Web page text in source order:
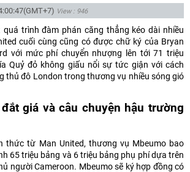
(GMT+7) View : 946
trình đàm phán căng thẳng kéo dài nhiều
cuối cùng cũng có được chữ ký của Bryan
với mức phí chuyển nhượng lên tới 71 triệu
Quỷ đỏ không giấu nổi sự tức giận với cách
thủ đô London trong thương vụ nhiều sóng gió
giá và câu chuyện hậu trường
thức từ Man United, thương vụ Mbeumo bao
65 triệu bảng và 6 triệu bảng phụ phí dựa trên
người Cameroon. Mbeumo sẽ ký hợp đồng có